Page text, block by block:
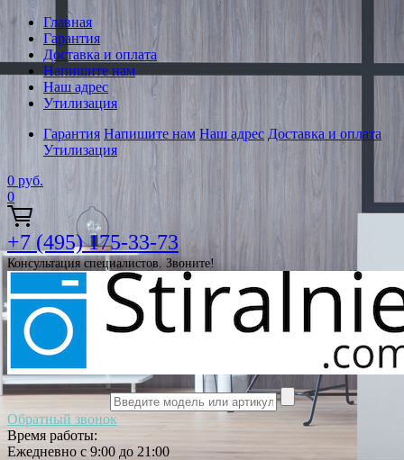
Главная
Гарантия
Доставка и оплата
Напишите нам
Наш адрес
Утилизация
Гарантия Напишите нам Наш адрес Доставка и оплата
Утилизация
0 руб.
0
+7 (495) 175-33-73
Консультация специалистов. Звоните!
Обратный звонок
Время работы:
Ежедневно с 9:00 до 21:00